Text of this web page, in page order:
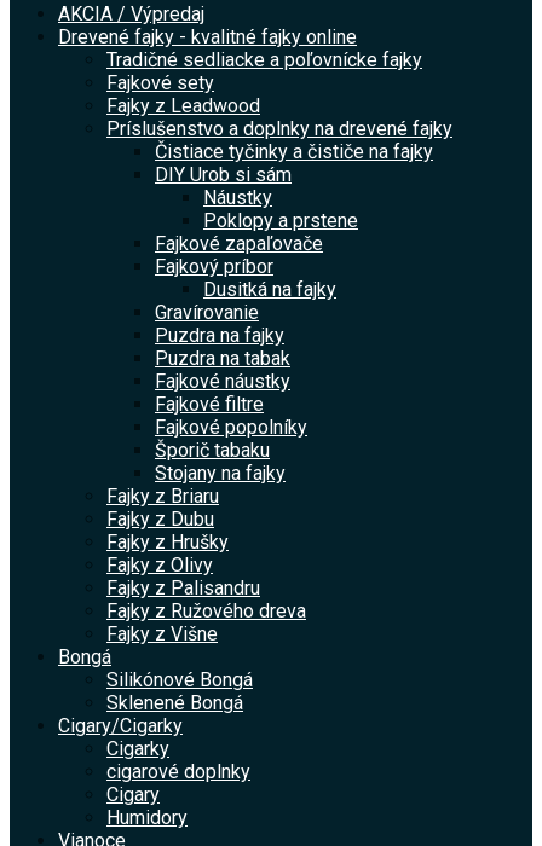
AKCIA / Výpredaj
Drevené fajky - kvalitné fajky online
Tradičné sedliacke a poľovnícke fajky
Fajkové sety
Fajky z Leadwood
Príslušenstvo a doplnky na drevené fajky
Čistiace tyčinky a čističe na fajky
DIY Urob si sám
Náustky
Poklopy a prstene
Fajkové zapaľovače
Fajkový príbor
Dusitká na fajky
Gravírovanie
Puzdra na fajky
Puzdra na tabak
Fajkové náustky
Fajkové filtre
Fajkové popolníky
Šporič tabaku
Stojany na fajky
Fajky z Briaru
Fajky z Dubu
Fajky z Hrušky
Fajky z Olivy
Fajky z Palisandru
Fajky z Ružového dreva
Fajky z Višne
Bongá
Silikónové Bongá
Sklenené Bongá
Cigary/Cigarky
Cigarky
cigarové doplnky
Cigary
Humidory
Vianoce